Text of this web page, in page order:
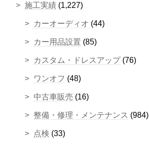
施工実績 (1,227)
カーオーディオ (44)
カー用品設置 (85)
カスタム・ドレスアップ(76)
ワンオフ (48)
中古車販売 (16)
整備・修理・メンテナンス (984)
点検 (33)